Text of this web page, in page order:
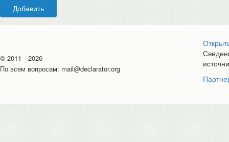
Добавить
© 2011—2026
По всем вопросам: mail@declarator.org